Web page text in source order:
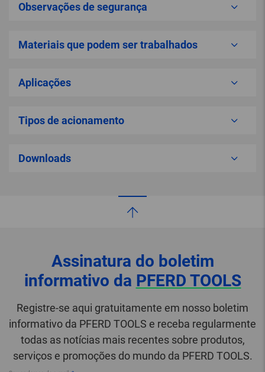
Observações de segurança
Materiais que podem ser trabalhados
Aplicações
Tipos de acionamento
Downloads
Assinatura do boletim
informativo da PFERD TOOLS
Registre-se aqui gratuitamente em nosso boletim
informativo da PFERD TOOLS e receba regularmente
todas as notícias mais recentes sobre produtos,
serviços e promoções do mundo da PFERD TOOLS.